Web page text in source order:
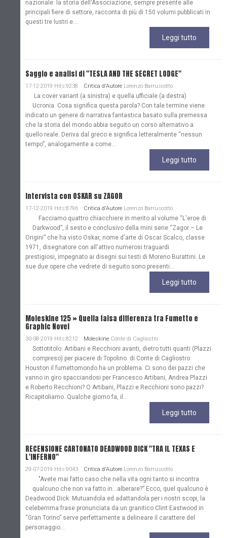
nazionale: la storia dell'Associazione, sempre presente alle
principali fiere di settore, racconta di più di 150 volumi pubblicati in
questi tre lustri e...
Leggi tutto
Saggio e analisi di "TESLA AND THE SECRET LODGE"
17-12-2019 Hits:9238 Critica d'Autore Lorenzo Barruscotto
La cover variant (a sinistra) e quella ufficiale (a destra)
Ucronia. Cosa significa questa parola? Con tale termine viene
indicato un genere di narrativa fantastica basato sulla premessa
che la storia del mondo abbia seguito un corso alternativo a
quello reale. Deriva dal greco e significa letteralmente “nessun
tempo”, analogamente a come...
Leggi tutto
Intervista con OSKAR su ZAGOR
17-12-2019 Hits:8796 Critica d'Autore Lorenzo Barruscotto
Facciamo quattro chiacchiere in merito al volume “L'eroe di
Darkwood”, il sesto e conclusivo della mini serie “Zagor – Le
Origini” che ha visto Oskar, nome d'arte di Oscar Scalco, classe
1971, disegnatore con all'attivo numerosi traguardi
prestigiosi, impegnato ai disegni sui testi di Moreno Burattini. Le
sue due opere che vedrete di seguito sono presenti...
Leggi tutto
Moleskine 125 » Quella falsa differenza tra Fumetto e
Graphic Novel
30-08-2019 Hits:8212 Moleskine Conte di Cagliostro
Sottotitolo: Artibani e Recchioni avanti, dietro tutti quanti (Plazzi
compreso) per piacere di Topolino. di Conte di Cagliostro
Houston il fumettomondo ha un problema. Ci sono dei pazzi che
vanno in giro spacciandosi per Francesco Artibani, Andrea Plazzi
e Roberto Recchioni? O Artibani, Plazzi e Recchioni sono pazzi?
Ricapitoliamo. Qualche giorno fa, il...
Leggi tutto
RECENSIONE CARTONATO DEADWOOD DICK "TRA IL TEXAS E
L'INFERNO"
29-07-2019 Hits:9043 Critica d'Autore Lorenzo Barruscotto
"Avete mai fatto caso che nella vita ogni tanto si incontra
qualcuno che non va fatto in…alberare?” Ecco, quel qualcuno è
Deadwood Dick. Mutuandola ed adattandola per i nostri scopi, la
celeberrima frase pronunciata da un granitico Clint Eastwood in
“Gran Torino” serve perfettamente a delineare il carattere del
personaggio...